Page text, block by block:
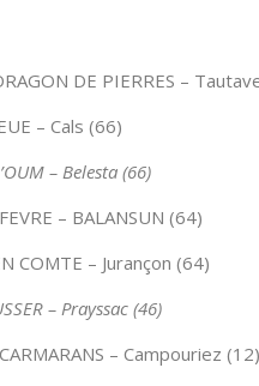
DE PIERRES –
– Cals (66)
– Belesta (66)
– BALANSUN (64)
COMTE – Jurançon (64)
– Prayssac (46)
– Campouriez (12)